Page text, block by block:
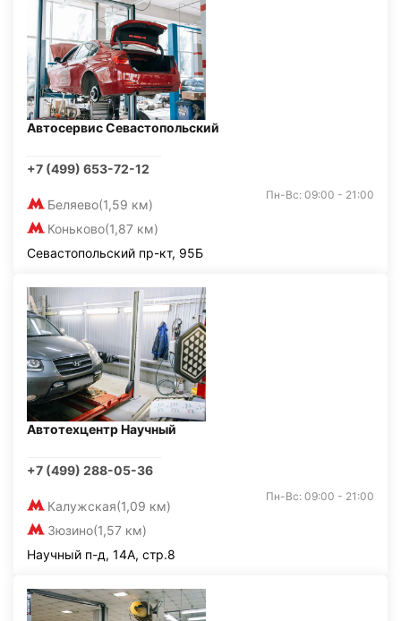
Автосервис Севастопольский
+7 (499) 653-72-12
Беляево(1,59 км)
Коньково(1,87 км)
Пн-Вс: 09:00 - 21:00
Севастопольский пр-кт, 95Б
Автотехцентр Научный
+7 (499) 288-05-36
Калужская(1,09 км)
Зюзино(1,57 км)
Пн-Вс: 09:00 - 21:00
Научный п-д, 14А, стр.8